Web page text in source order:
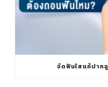
จัดฟันใสแก้ปาก